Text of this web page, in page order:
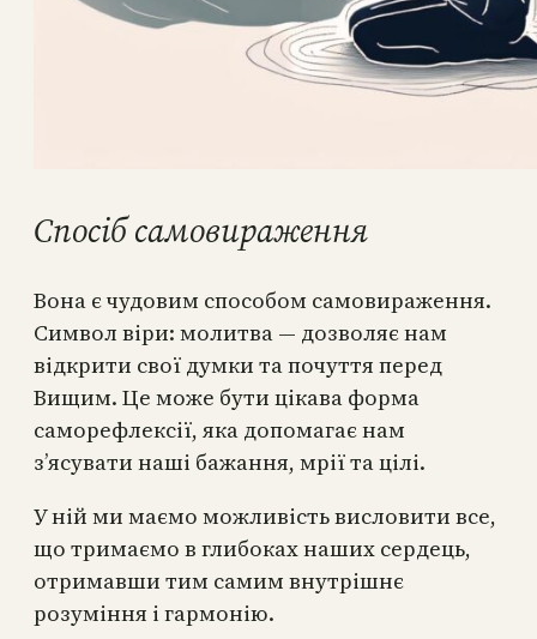
Спосіб самовираження
Вона є чудовим способом самовираження.
Символ віри: молитва — дозволяє нам
відкрити свої думки та почуття перед
Вищим. Це може бути цікава форма
саморефлексії, яка допомагає нам
з’ясувати наші бажання, мрії та цілі.
У ній ми маємо можливість висловити все,
що тримаємо в глибоках наших сердець,
отримавши тим самим внутрішнє
розуміння і гармонію.